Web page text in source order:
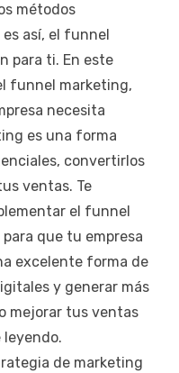
métodos
así, el funnel
para ti. En este
funnel marketing,
necesita
es una forma
convertirlos
ventas. Te
el funnel
que tu empresa
excelente forma de
y generar más
mejorar tus ventas
de marketing